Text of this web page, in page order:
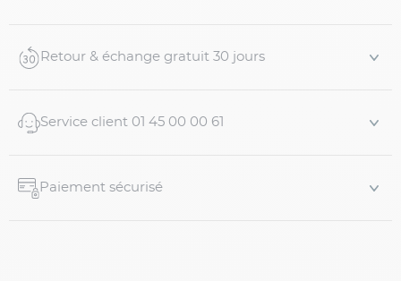
Tissu en flanelle
Talle et coupe : Notre mannequ...
Retour & échange gratuit 30 jours
Service client 01 45 00 00 61
Paiement sécurisé